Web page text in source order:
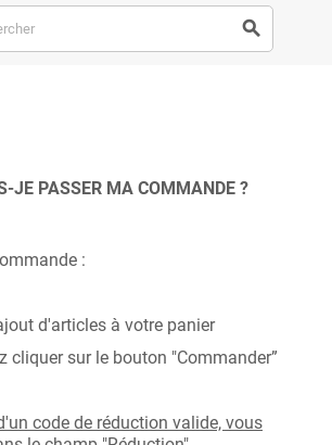
search
JE PASSER MA COMMANDE ?
:
d'articles à votre panier
cliquer sur le bouton "Commander”
code de réduction valide, vous